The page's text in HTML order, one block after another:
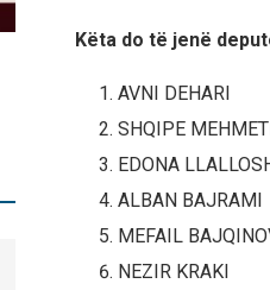
Këta do të jenë
AVNI DEHARI
SHQIPE
EDONA
ALBAN BAJRAMI
MEFAIL
NEZIR KRAKI